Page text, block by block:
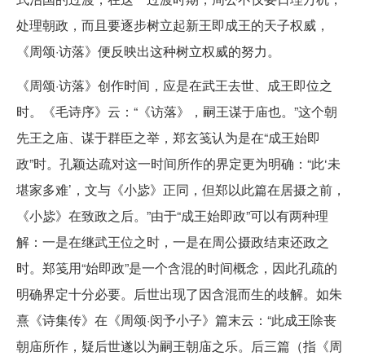
处理朝政，而且要逐步树立起新王即成王的天子权威，
《周颂·访落》便反映出这种树立权威的努力。
《周颂·访落》创作时间，应是在武王去世、成王即位之
时。《毛诗序》云：“《访落》，嗣王谋于庙也。”这个朝
先王之庙、谋于群臣之举，郑玄笺认为是在“成王始即
政”时。孔颖达疏对这一时间所作的界定更为明确：“此‘未
堪家多难’，文与《小毖》正同，但郑以此篇在居摄之前，
《小毖》在致政之后。”由于“成王始即政”可以有两种理
解：一是在继武王位之时，一是在周公摄政结束还政之
时。郑笺用“始即政”是一个含混的时间概念，因此孔疏的
明确界定十分必要。后世出现了因含混而生的歧解。如朱
熹《诗集传》在《周颂·闵予小子》篇末云：“此成王除丧
朝庙所作，疑后世遂以为嗣王朝庙之乐。后三篇（指《周